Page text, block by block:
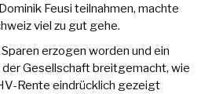
Feusi teilnahmen, machte
viel zu gut gehe.
erzogen worden und ein
der Gesellschaft breitgemacht, wie
Rente eindrücklich gezeigt